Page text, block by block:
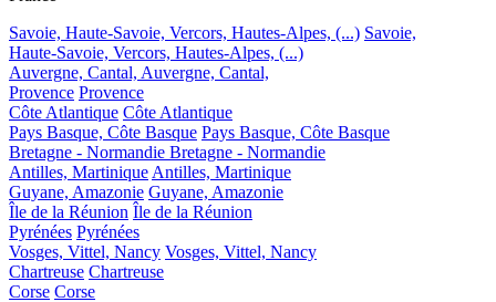
Savoie, Haute-Savoie, Vercors, Hautes-Alpes, (...) Savoie,
Haute-Savoie, Vercors, Hautes-Alpes, (...)
Auvergne, Cantal, Auvergne, Cantal,
Provence Provence
Côte Atlantique Côte Atlantique
Pays Basque, Côte Basque Pays Basque, Côte Basque
Bretagne - Normandie Bretagne - Normandie
Antilles, Martinique Antilles, Martinique
Guyane, Amazonie Guyane, Amazonie
Île de la Réunion Île de la Réunion
Pyrénées Pyrénées
Vosges, Vittel, Nancy Vosges, Vittel, Nancy
Chartreuse Chartreuse
Corse Corse